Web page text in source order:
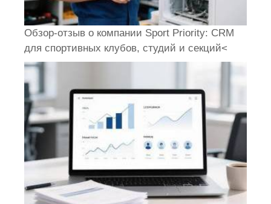
Обзор-отзыв о компании Sport Priority: CRM
для спортивных клубов, студий и секций<